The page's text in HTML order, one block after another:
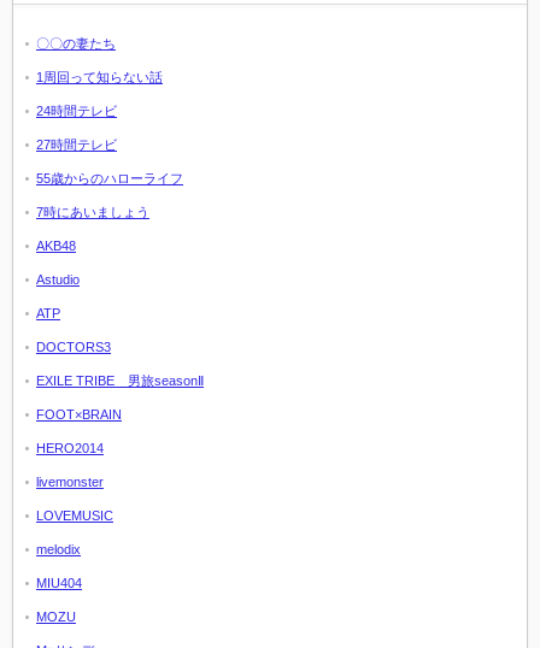
〇〇の妻たち
1周回って知らない話
24時間テレビ
27時間テレビ
55歳からのハローライフ
7時にあいましょう
AKB48
Astudio
ATP
DOCTORS3
EXILE TRIBE 男旅seasonⅡ
FOOT×BRAIN
HERO2014
livemonster
LOVEMUSIC
melodix
MIU404
MOZU